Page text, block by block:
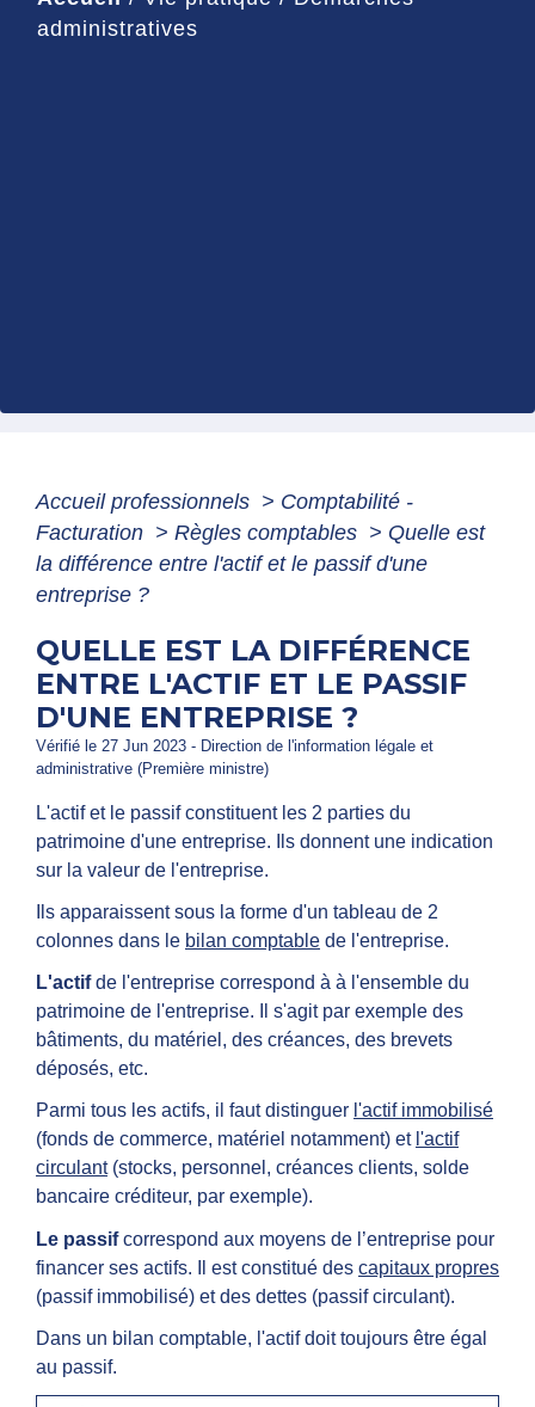
administratives
Accueil professionnels > Comptabilité -
Facturation > Règles comptables > Quelle est
la différence entre l'actif et le passif d'une
entreprise ?
QUELLE EST LA DIFFÉRENCE
ENTRE L'ACTIF ET LE PASSIF
D'UNE ENTREPRISE ?
Vérifié le 27 Jun 2023 - Direction de l'information légale et
administrative (Première ministre)
L'actif et le passif constituent les 2 parties du
patrimoine d'une entreprise. Ils donnent une indication
sur la valeur de l'entreprise.
Ils apparaissent sous la forme d'un tableau de 2
colonnes dans le bilan comptable de l'entreprise.
L'actifde l'entreprise correspond à à l'ensemble du
patrimoine de l'entreprise. Il s'agit par exemple des
bâtiments, du matériel, des créances, des brevets
déposés, etc.
Parmi tous les actifs, il faut distinguer l'actif immobilisé
(fonds de commerce, matériel notamment) et l'actif
circulant(stocks, personnel, créances clients, solde
bancaire créditeur, par exemple).
Le passifcorrespond aux moyens de l’entreprise pour
financer ses actifs. Il est constitué des capitaux propres
(passif immobilisé) et des dettes (passif circulant).
Dans un bilan comptable, l'actif doit toujours être égal
au passif.